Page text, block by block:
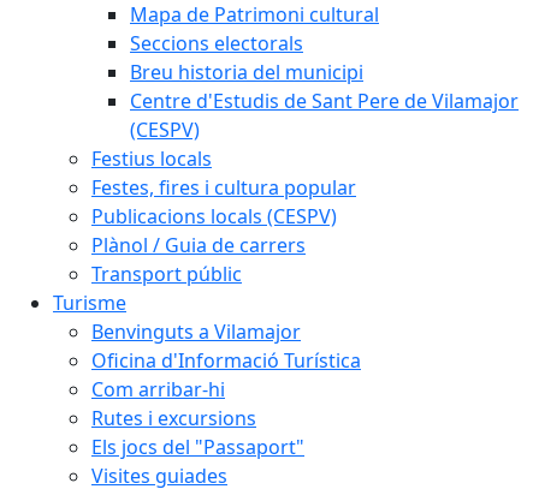
Mapa de Patrimoni cultural
Seccions electorals
Breu historia del municipi
Centre d'Estudis de Sant Pere de Vilamajor
(CESPV)
Festius locals
Festes, fires i cultura popular
Publicacions locals (CESPV)
Plànol / Guia de carrers
Transport públic
Turisme
Benvinguts a Vilamajor
Oficina d'Informació Turística
Com arribar-hi
Rutes i excursions
Els jocs del "Passaport"
Visites guiades